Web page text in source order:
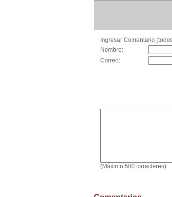
Ingresar Comentario
Nombre:
Correo:
(Máximo 500 caracteres)